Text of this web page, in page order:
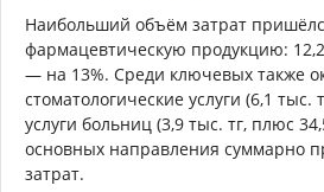
Наибольший объём затрат
фармацевтическую продукцию: 12,2
— на 13%. Среди ключевых также
стоматологические услуги (6,1 тыс.
услуги больниц (3,9 тыс. тг, плюс
основных направления суммарно
затрат.